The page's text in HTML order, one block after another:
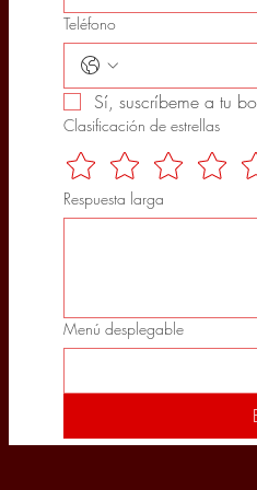
Teléfono
Sí, suscríbeme a tu
Clasificación de estrellas
Respuesta larga
Menú desplegable